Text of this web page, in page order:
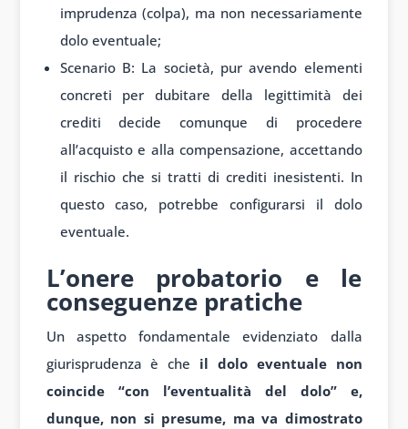
imprudenza (colpa), ma non necessariamente
dolo eventuale;
Scenario B: La società, pur avendo elementi
concreti per dubitare della legittimità dei
crediti decide comunque di procedere
all’acquisto e alla compensazione, accettando
il rischio che si tratti di crediti inesistenti. In
questo caso, potrebbe configurarsi il dolo
eventuale.
L’onere probatorio e le
conseguenze pratiche
Un aspetto fondamentale evidenziato dalla
giurisprudenza è che il dolo eventuale non
coincide “con l’eventualità del dolo” e,
dunque, non si presume, ma va dimostrato